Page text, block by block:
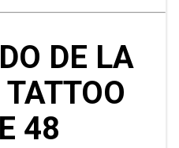
DE LA
48